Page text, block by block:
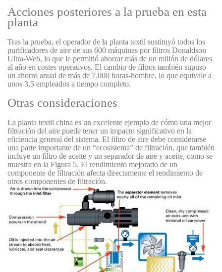
Acciones posteriores a la prueba en esta
planta
Tras la prueba, el operador de la planta textil sustituyó todos los
purificadores de aire de sus 600 máquinas por filtros Donaldson
Ultra-Web, lo que le permitió ahorrar más de un millón de dólares
al año en costes operativos. El cambio de filtros también supuso
un ahorro anual de más de 7.000 horas-hombre, lo que equivale a
unos 3,5 empleados a tiempo completo.
Otras consideraciones
La planta textil china es un excelente ejemplo de cómo una mejor
filtración del aire puede tener un impacto significativo en la
eficiencia general del sistema. El filtro de aire debe considerarse
una parte importante de un “ecosistema” de filtración, que también
incluye un filtro de aceite y un separador de aire y aceite, como se
muestra en la Figura 5. El rendimiento mejorado de un
componente de filtración afecta directamente el rendimiento de
otros componentes de filtración.